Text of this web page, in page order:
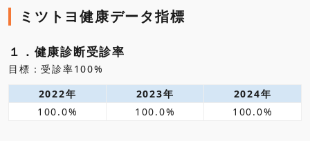
ミツトヨ健康データ指標
１．健康診断受診率
目標：受診率100%
2022年
2023年
2024年
100.0%
100.0% 100.0%